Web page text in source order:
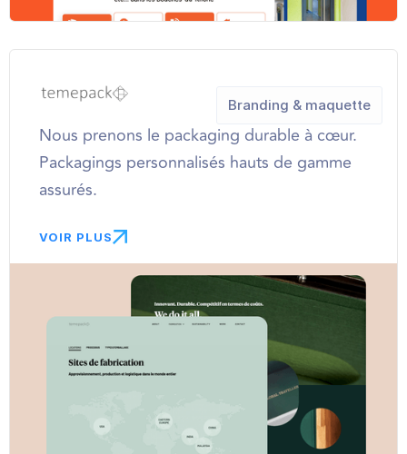
Nous prenons le packaging durable à cœur.
Packagings personnalisés hauts de gamme
assurés.
VOIR PLUS
Branding & maquette